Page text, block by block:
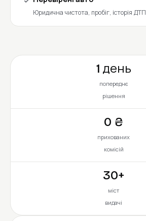
Юридична чистота, пробіг, історія ДТП
1 день
попереднє
рішення
0 ₴
прихованих
комісій
30+
міст
видачі